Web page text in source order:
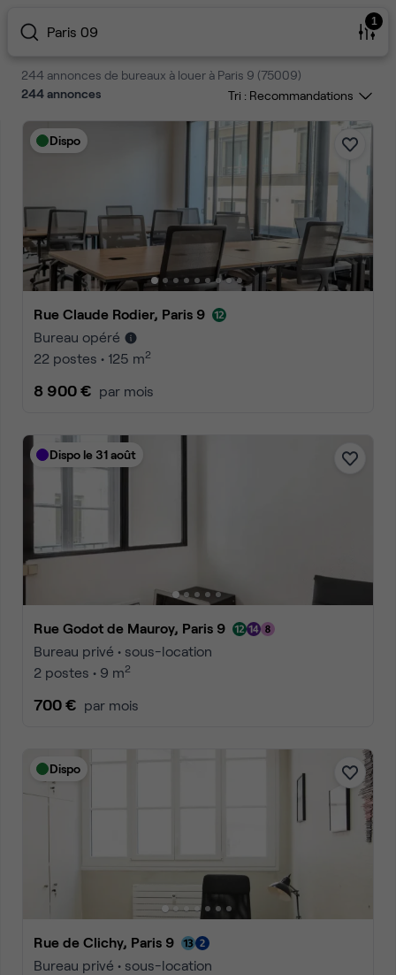
Paris 09
1
244 annonces de bureaux à louer à Paris 9 (75009)
244annonces Tri :
Dispo
Rue Claude Rodier, Paris 9
Bureau opéré
22 postes • 125 m2
8 900 € par mois
Dispo le 31 août
Rue Godot de Mauroy, Paris 9
Bureau privé • sous-location
2 postes • 9 m2
700 € par mois
Dispo
Rue de Clichy, Paris 9
Bureau privé • sous-location